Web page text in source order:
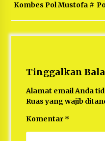
Kombes Pol Mustofa#
Tinggalkan
Alamat email Anda
Ruas yang wajib
Komentar *